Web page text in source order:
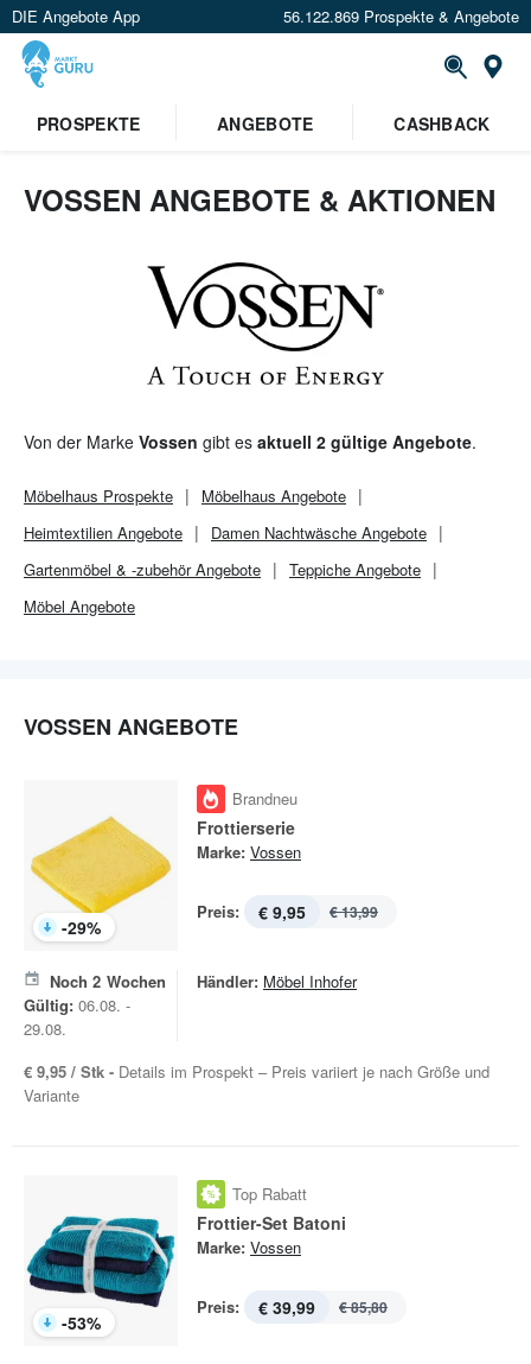
DIE Angebote App 56.122.869 Prospekte & Angebote
PROSPEKTE
ANGEBOTE CASHBACK
VOSSEN ANGEBOTE & AKTIONEN
Von der Marke Vossen gibt es aktuell 2 gültige Angebote.
Möbelhaus Prospekte Möbelhaus Angebote
Heimtextilien Angebote
Damen Nachtwäsche Angebote
Gartenmöbel & -zubehör Angebote
Teppiche Angebote
Möbel Angebote
VOSSEN ANGEBOTE
-29%
Brandneu
Frottierserie
Marke: Vossen
Preis: € 9,95 € 13,99
Noch 2 Wochen
Gültig: 06.08. -
29.08.
Händler: Möbel Inhofer
€ 9,95 / Stk - Details im Prospekt – Preis variiert je nach Größe und
Variante
-53%
Top Rabatt
Frottier-Set Batoni
Marke: Vossen
Preis: € 39,99 € 85,80